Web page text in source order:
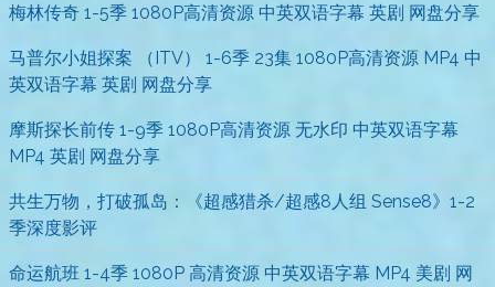
梅林传奇 1-5季 1080P高清资源 中英双语字幕 英剧 网盘分享
马普尔小姐探案 （ITV） 1-6季 23集 1080P高清资源 MP4 中
英双语字幕 英剧 网盘分享
摩斯探长前传 1-9季 1080P高清资源 无水印 中英双语字幕
MP4 英剧 网盘分享
共生万物，打破孤岛：《超感猎杀/超感8人组 Sense8》1-2
季深度影评
命运航班 1-4季 1080P 高清资源 中英双语字幕 MP4 美剧 网